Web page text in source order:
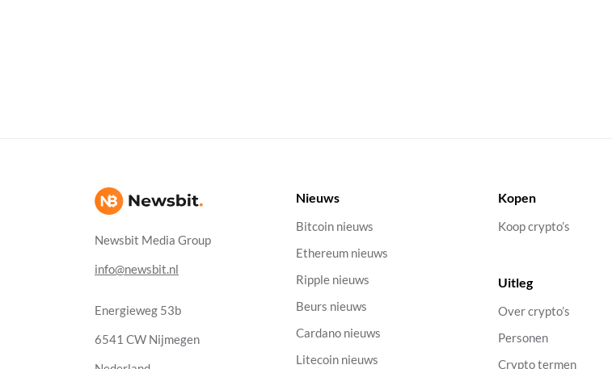
Newsbit Media Group
info@newsbit.nl
Energieweg 53b
6541 CW Nijmegen
Nieuws
Bitcoin nieuws
Ethereum nieuws
Ripple nieuws
Beurs nieuws
Cardano nieuws
Litecoin nieuws
Kopen
Koop crypto’s
Uitleg
Over crypto’s
Personen
Crypto termen